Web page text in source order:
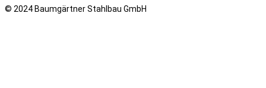
© 2024 Baumgärtner Stahlbau GmbH